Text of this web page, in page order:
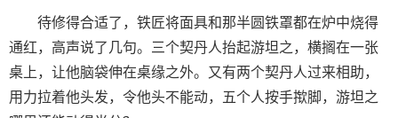
待修得合适了，铁匠将面具和那半圆铁罩都在炉中烧得
通红，高声说了几句。三个契丹人抬起游坦之，横搁在一张
桌上，让他脑袋伸在桌缘之外。又有两个契丹人过来相助，
用力拉着他头发，令他头不能动，五个人按手揿脚，游坦之